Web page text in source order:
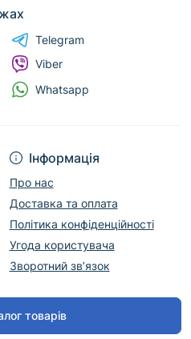
Інформація
Про нас
Доставка та оплата
Політика конфіденційності
Угода користувача
Зворотний зв’язок
товарів
Telegram
Viber
Whatsapp